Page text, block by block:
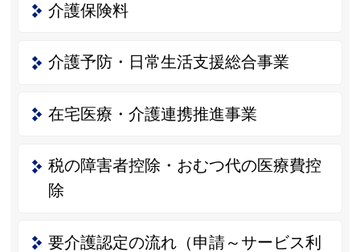
介護保険料
介護予防・日常生活支援総合事業
在宅医療・介護連携推進事業
税の障害者控除・おむつ代の医療費控
除
要介護認定の流れ（申請～サービス利